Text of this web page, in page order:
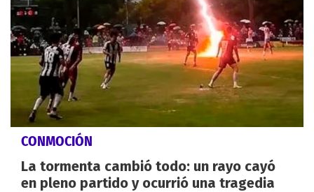
CONMOCIÓN
La tormenta cambió todo: un rayo cayó
en pleno partido y ocurrió una tragedia